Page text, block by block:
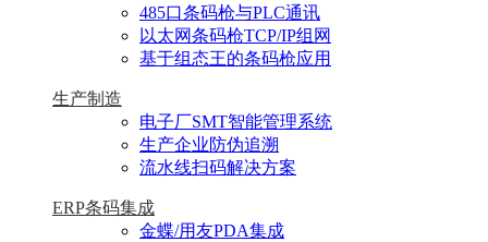
485口条码枪与PLC通讯
以太网条码枪TCP/IP组网
基于组态王的条码枪应用
生产制造
电子厂SMT智能管理系统
生产企业防伪追溯
流水线扫码解决方案
ERP条码集成
金蝶/用友PDA集成